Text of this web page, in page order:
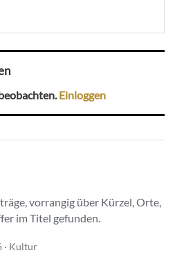
Einloggen
vorrangig über Kürzel, Orte,
im Titel gefunden.
· Kultur